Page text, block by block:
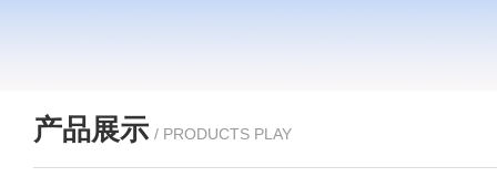
产品展示 / PRODUCTS PLAY